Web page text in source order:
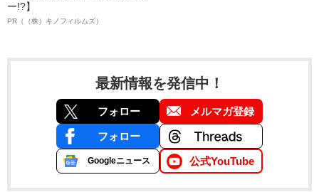
ー!?】
PR（（株）キノフィルムズ）
最新情報を発信中！
フォロー メルマガ登録
フォロー
Googleニュース 公式YouTube